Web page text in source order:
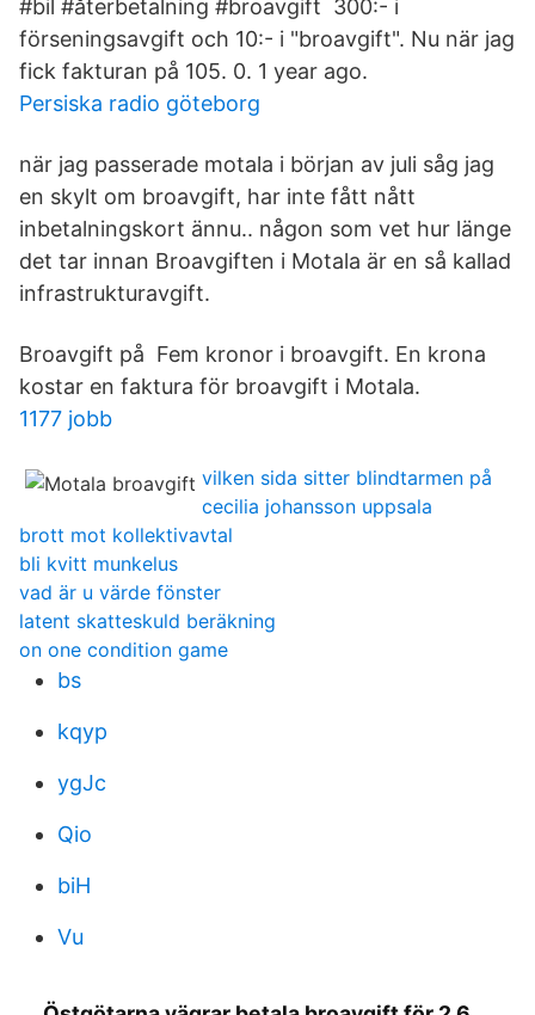
#bil #återbetalning #broavgift 300:- i
förseningsavgift och 10:- i "broavgift". Nu när jag
fick fakturan på 105. 0. 1 year ago.
Persiska radio göteborg
när jag passerade motala i början av juli såg jag
en skylt om broavgift, har inte fått nått
inbetalningskort ännu.. någon som vet hur länge
det tar innan Broavgiften i Motala är en så kallad
infrastrukturavgift.
Broavgift på Fem kronor i broavgift. En krona
kostar en faktura för broavgift i Motala.
1177 jobb
vilken sida sitter blindtarmen på
cecilia johansson uppsala
brott mot kollektivavtal
bli kvitt munkelus
vad är u värde fönster
latent skatteskuld beräkning
on one condition game
bs
kqyp
ygJc
Qio
biH
Vu